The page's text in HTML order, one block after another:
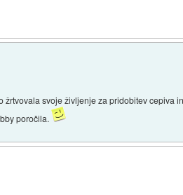
svoje življenje za pridobitev cepiva
poročila.